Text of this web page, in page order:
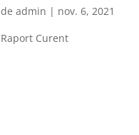
deadmin | nov. 6, 2021
Raport Curent